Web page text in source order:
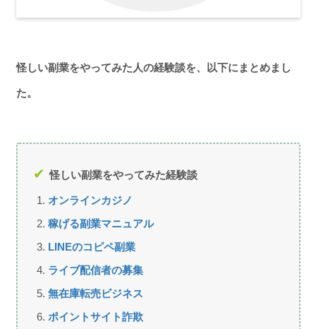
怪しい副業をやってみた人の経験談を、以下にまとめまし
た。
怪しい副業をやってみた経験談
オンラインカジノ
稼げる副業マニュアル
LINEのコピペ副業
ライブ配信者の募集
無在庫転売ビジネス
ポイントサイト詐欺